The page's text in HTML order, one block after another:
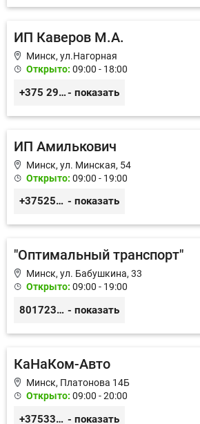
ИП Каверов М.А.
Минск, ул.Нагорная
Открыто: 09:00 - 18:00
+375 29 656 49 92- показать
ИП Амилькович
Минск, ул. Минская, 54
Открыто: 09:00 - 19:00
+375255355764 - показать
"Оптимальный транспорт"
Минск, ул. Бабушкина, 33
Открыто: 09:00 - 19:00
80172368373 - показать
КаНаКом-Авто
Минск, Платонова 14Б
Открыто: 09:00 - 20:00
+375336756676 - показать